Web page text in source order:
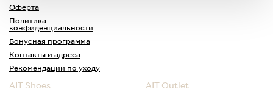
Оферта
Политика
конфиденциальности
Бонусная программа
Контакты и адреса
Рекомендации по уходу
AIT Shoes AIT Outlet